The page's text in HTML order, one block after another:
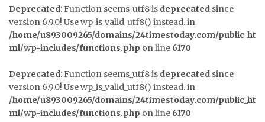
Deprecated: Function seems_utf8 is deprecated since
version 6.9.0! Use wp_is_valid_utf8() instead. in
/home/u893009265/domains/24timestoday.com/public_ht
ml/wp-includes/functions.php on line 6170
Deprecated: Function seems_utf8 is deprecated since
version 6.9.0! Use wp_is_valid_utf8() instead. in
/home/u893009265/domains/24timestoday.com/public_ht
ml/wp-includes/functions.php on line 6170